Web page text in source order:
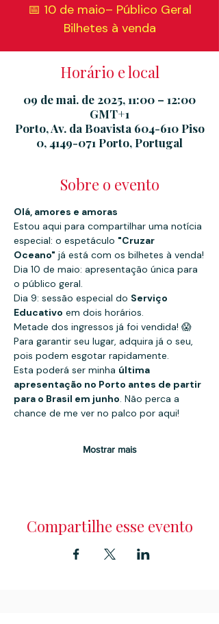
📅 10 de maio– Público Geral
Bilhetes à venda
Horário e local
09 de mai. de 2025, 11:00 – 12:00
GMT+1
Porto, Av. da Boavista 604-610 Piso
0, 4149-071 Porto, Portugal
Sobre o evento
Olá, amores e amoras
Estou aqui para compartilhar uma notícia
especial: o espetáculo "Cruzar
Oceano" já está com os bilhetes à venda!
Dia 10 de maio: apresentação única para
o público geral.
Dia 9: sessão especial do Serviço
Educativo em dois horários.
Metade dos ingressos já foi vendida! 😱
Para garantir seu lugar, adquira já o seu,
pois podem esgotar rapidamente.
Esta poderá ser minha última
apresentação no Porto antes de partir
para o Brasil em junho. Não perca a
chance de me ver no palco por aqui!
Mostrar mais
Compartilhe esse evento